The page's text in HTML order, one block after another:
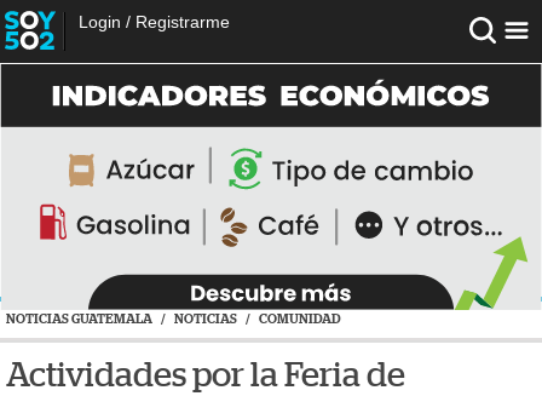
Login / Registrarme
NOTICIAS GUATEMALA / NOTICIAS / COMUNIDAD
Actividades por la Feria de